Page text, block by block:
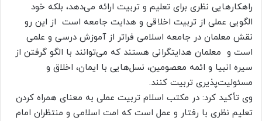
راهکارهایی نظری برای تعلیم و تربیت ارائه می‌دهد، بلکه خود
الگویی عملی از تربیت اخلاقی و هدایت جامعه است از این رو
نقش معلمان در جامعه اسلامی فراتر از آموزش درسی و علمی
است و معلمان هدایتگرانی هستند که می‌توانند با الگو گرفتن از
سیره انبیا و ائمه معصومین، نسل‌هایی با ایمان، اخلاق و
مسئولیت‌پذیری تربیت کنند.
وی تأکید کرد: در مکتب اسلام تربیت عملی به معنای همراه کردن
تعلیم نظری با رفتار و عمل است که امت اسلامی و منتظران امام